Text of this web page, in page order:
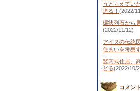
うとらえてい
迫る！ (2022/
環状列石から
(2022/11/12)
アイヌの伝統
住まいを考察
竪穴式住居、
どる(2022/10/
コメン